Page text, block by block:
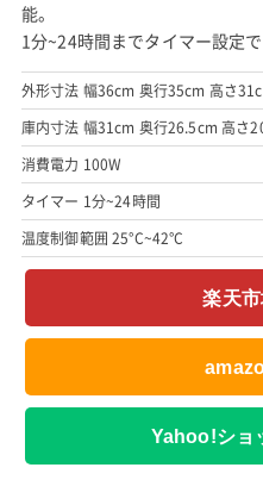
能。
1分~24時間までタイマー設定
外形寸法 幅36cm 奥行35cm 高さ
庫内寸法 幅31cm 奥行26.5cm 高さ
消費電力 100W
タイマー 1分~24時間
温度制御範囲 25°C~42°C
楽天
Yahoo!ショ